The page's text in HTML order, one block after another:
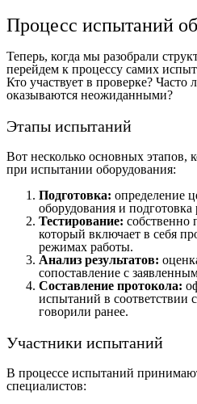
Процесс испытаний
Теперь, когда мы разобрали
перейдем к процессу самих
Кто участвует в проверке?
оказываются неожиданными?
Этапы испытаний
Вот несколько основных этапов,
при испытании оборудования:
Подготовка: определение
оборудования и подготовка
Тестирование: собственно
который включает в себя
режимах работы.
Анализ результатов:
сопоставление с
Составление протокола:
испытаний в соответствии
говорили ранее.
Участники испытаний
В процессе испытаний
специалистов: